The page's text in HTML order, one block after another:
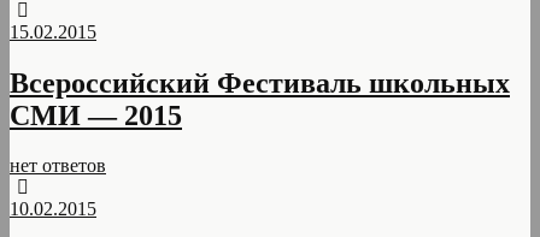
15.02.2015
Всероссийский Фестиваль школьных
СМИ — 2015
нет ответов
10.02.2015